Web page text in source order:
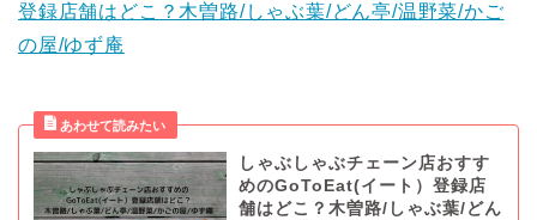
登録店舗はどこ？木曽路/しゃぶ葉/どん亭/温野菜/かご
の屋/ゆず庵
しゃぶしゃぶチェーン店おすす
めのGoToEat(イート）登録店
舗はどこ？木曽路/しゃぶ葉/どん